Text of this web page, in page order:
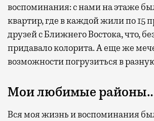
воспоминания: с нами на этаже
квартир, где в каждой жили по 15
друзей с Ближнего Востока, что,
придавало колорита. А еще же
возможности погрузиться в
Мои любимые
Вся моя жизнь и воспоминания